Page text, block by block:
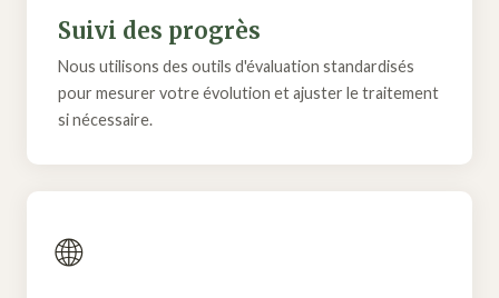
Suivi des progrès
Nous utilisons des outils d'évaluation standardisés
pour mesurer votre évolution et ajuster le traitement
si nécessaire.
🌐